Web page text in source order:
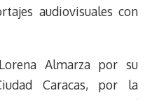
audiovisuales con
Almarza por su
Caracas, por la